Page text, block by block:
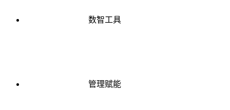
数智工具
管理赋能